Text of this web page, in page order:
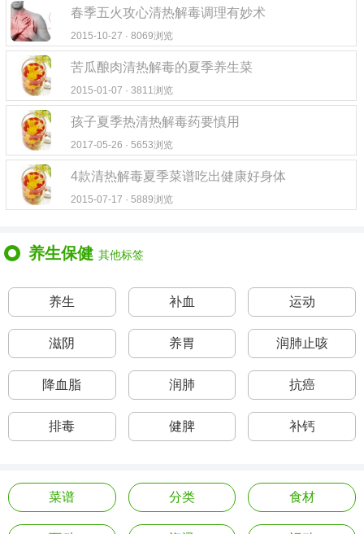
春季五火攻心清热解毒调理有妙术
2015-10-27 · 8069浏览
苦瓜酿肉清热解毒的夏季养生菜
2015-01-07 · 3811浏览
孩子夏季热清热解毒药要慎用
2017-05-26 · 5653浏览
4款清热解毒夏季菜谱吃出健康好身体
2015-07-17 · 5889浏览
养生保健 其他标签
养生 补血 运动
滋阴 养胃 润肺止咳
降血脂 润肺 抗癌
排毒 健脾 补钙
菜谱 分类 食材